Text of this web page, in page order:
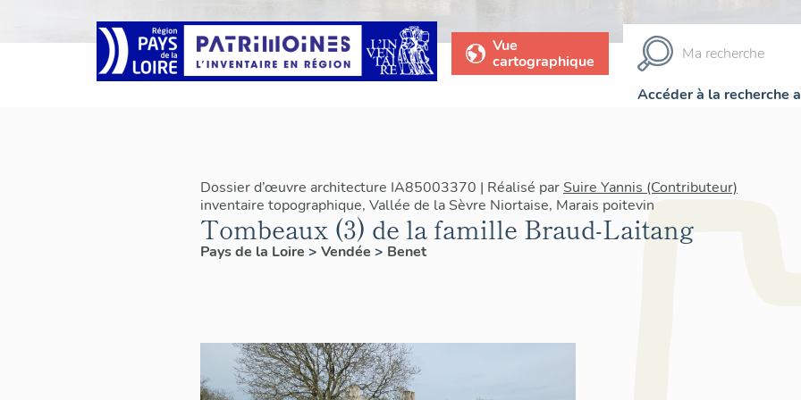
Vue
cartographique
Accéder à la recherche
Dossier d’œuvre architecture IA85003370 | Réalisé par Suire Yannis (Contributeur)
inventaire topographique, Vallée de la Sèvre Niortaise, Marais poitevin
Tombeaux (3) de la famille Braud-Laitang
Pays de la Loire > Vendée > Benet